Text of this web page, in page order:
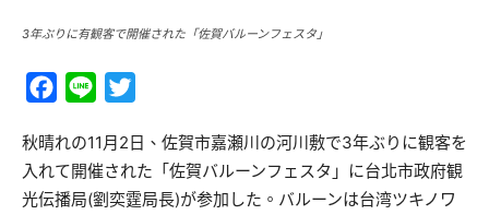
3年ぶりに有観客で開催された「佐賀バルーンフェスタ」
Facebook
Line
秋晴れの11月2日、佐賀市嘉瀬川の河川敷で3年ぶりに観客を
入れて開催された「佐賀バルーンフェスタ」に台北市政府観
光伝播局(劉奕霆局長)が参加した。バルーンは台湾ツキノワ